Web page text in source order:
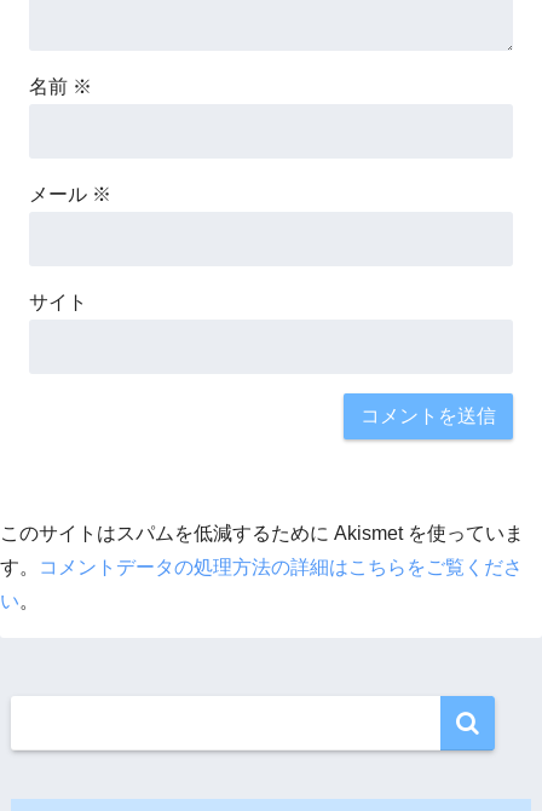
名前 ※
メール ※
サイト
このサイトはスパムを低減するために Akismet を使っていま
す。
コメントデータの処理方法の詳細はこちらをご覧くださ
い。